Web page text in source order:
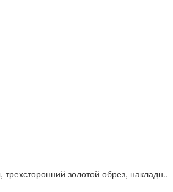
золотой обрез, накладн..